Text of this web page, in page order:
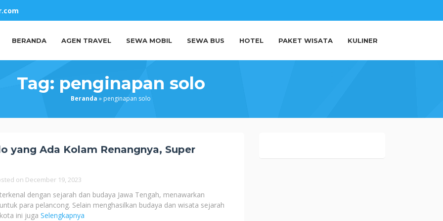
BERANDA AGEN TRAVEL SEWA MOBIL SEWA BUS HOTEL PAKET WISATA KULINER
Tag: penginapan solo
Beranda » penginapan solo
yang Ada Kolam Renangnya, Super
on December 19, 2023
dengan sejarah dan budaya Jawa Tengah, menawarkan
para pelancong. Selain menghasilkan budaya dan wisata sejarah
ini juga Selengkapnya